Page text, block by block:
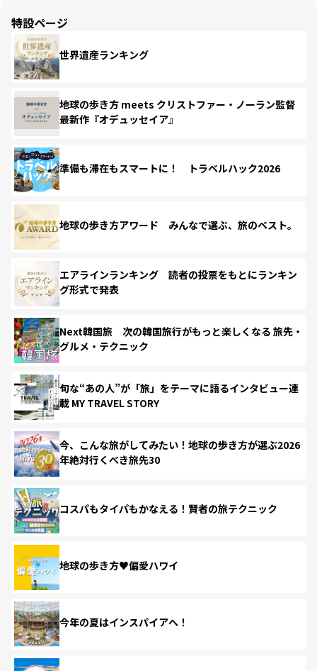
特設ページ
世界遺産ランキング
地球の歩き方 meets クリストファー・ノーラン監督
最新作『オデュッセイア』
準備も滞在もスマートに！ トラベルハック2026
地球の歩き方アワード みんなで選ぶ、旅のベスト。
エアラインランキング 読者の投票をもとにランキン
グ形式で発表
Next韓国旅 次の韓国旅行がもっと楽しくなる 旅先・
グルメ・テクニック
旬な“あの人”が「旅」をテーマに語るインタビュー連
載 MY TRAVEL STORY
今、こんな旅がしてみたい！地球の歩き方が選ぶ2026
年絶対行くべき旅先30
コスパもタイパもかなえる！賢者の旅テクニック
地球の歩き方♥偏愛ハワイ
今年の夏はインスパイアへ！